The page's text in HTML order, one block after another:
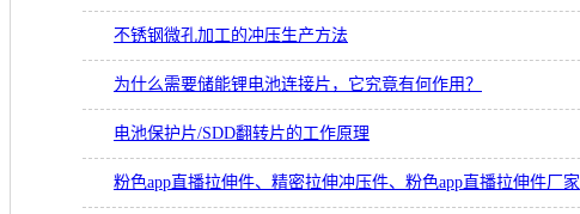
不锈钢微孔加工的冲压生产方法
为什么需要储能锂电池连接片，它究竟有何作用？
电池保护片/SDD翻转片的工作原理
粉色app直播拉伸件、精密拉伸冲压件、粉色app直播拉伸件厂家